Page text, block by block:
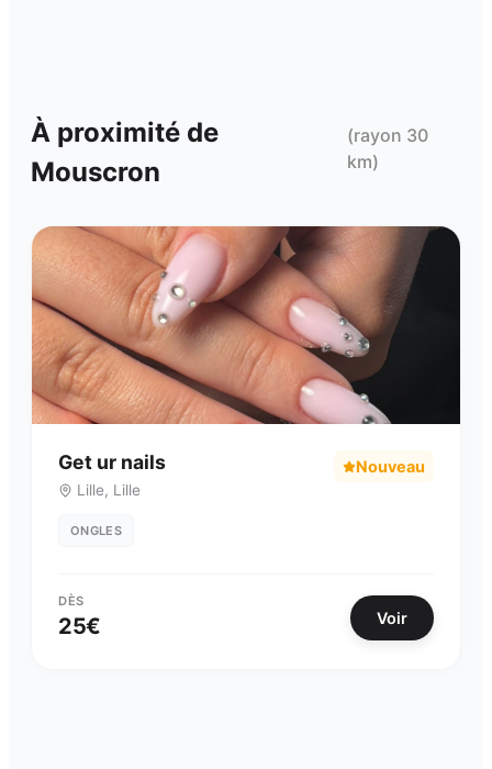
À proximité de
Mouscron
(rayon 30
km)
Get ur nails
Lille, Lille
Nouveau
ONGLES
DÈS
25€ Voir